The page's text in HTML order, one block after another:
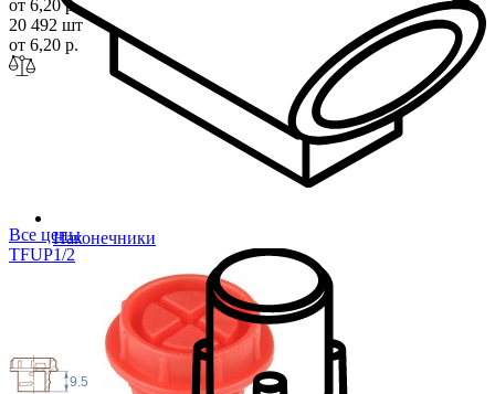
Наконечники
от 6,20 р.
20 492 шт
от 6,20 р.
Все цены
TFUP1/2
9.5